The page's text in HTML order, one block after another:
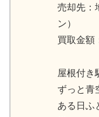
売却先：
ン）
買取金額
屋根付き
ずっと青
ある日ふ